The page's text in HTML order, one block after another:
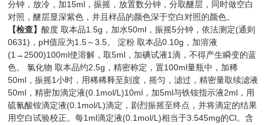
分钟，放冷，加15ml，振摇，放置数分钟，分取醚层，同时做空白
对照，醚层显深紫色，并且样品的颜色深于空白对照的颜色。
【检查】酸度 取本品1.5g，加水50ml，振摇5分钟，依法测定(通则
0631)，pH值应为1.5～3.5。 淀粉 取本品0.10g，加溶液
(1→2500)100ml使溶解，取5ml，加碘试液1滴，不得产生瞬变的蓝
色。 氯化物 取本品约2.5g，精密称定，置100ml量瓶中，加稀
50ml，振摇1小时，用稀稀释至刻度，摇匀，滤过，精密量取续滤液
50ml，精密加滴定液(0.1mol/L)10ml，加5ml与铁铵指示液2ml，用
硫氰酸铵滴定液(0.1mol/L)滴定，剧烈振摇至终点，并将滴定的结果
用空白试验校正。每1ml滴定液(0.1mol/L)相当于3.545mg的Cl。含